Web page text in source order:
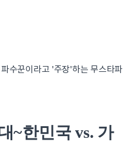
수꾼이라고 '주장'하는 무스타파
~한민국 vs. 가